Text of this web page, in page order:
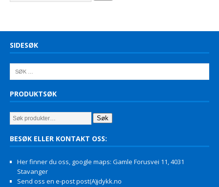
SIDESØK
PRODUKTSØK
Søk
BESØK ELLER KONTAKT OSS:
Her finner du oss, google maps: Gamle Forusvei 11, 4031
Stavanger
Send oss en e-post post(A)jdykk.no